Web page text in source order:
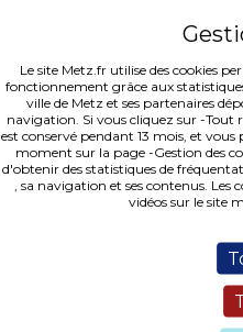
Le site Metz.fr utilise des cookies
fonctionnement grâce aux
ville de Metz et ses partenaires
navigation. Si vous cliquez sur -Tout
est conservé pendant 13 mois, et
moment sur la page -Gestion des
d'obtenir des statistiques de
, sa navigation et ses contenus.
vidéos sur le site